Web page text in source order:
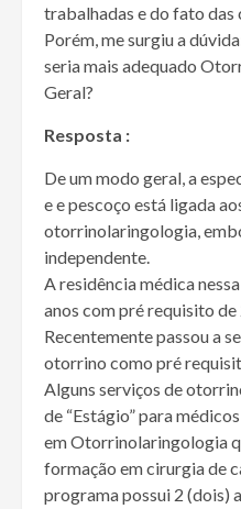
trabalhadas e do fato das
Porém, me surgiu a
seria mais adequado
Geral?
Resposta :
De um modo geral, a
e e pescoço está ligada
otorrinolaringologia,
independente.
A residência médica
anos com pré requisito
Recentemente passou a
otorrino como pré
Alguns serviços de
de “Estágio” para
em Otorrinolaringologia
formação em cirurgia de
programa possui 2 (dois)